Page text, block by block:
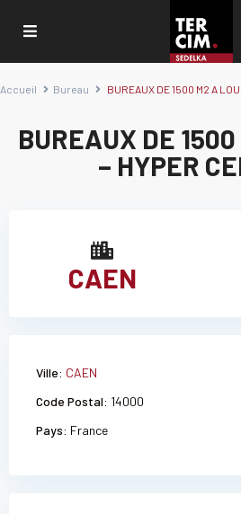
Accueil Bureau BUREAUX DE 1500 M2 A
BUREAUX DE
– HYPER
CAEN
Ville: CAEN
Code Postal: 14000
Pays: France